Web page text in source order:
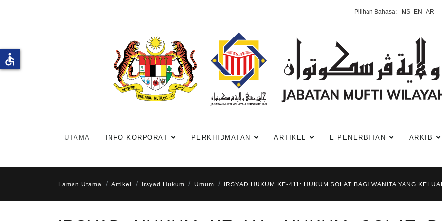
Pilihan Bahasa: MS EN AR
UTAMA INFO KORPORAT PERKHIDMATAN ARTIKEL E-PENERBITAN ARKIB
Laman Utama Artikel Irsyad Hukum Umum IRSYAD HUKUM KE-411: HUKUM SOLAT BAGI WANITA YANG
accessible